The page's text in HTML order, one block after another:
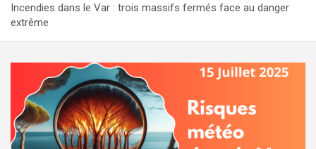
Incendies dans le Var : trois massifs fermés face au danger
extrême